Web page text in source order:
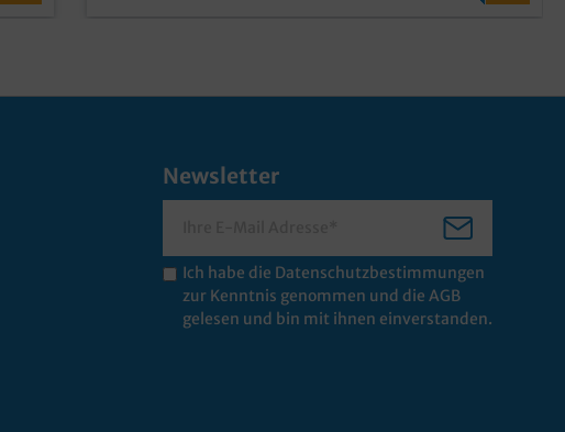
Newsletter
Ich habe die Datenschutzbestimmungen
zur Kenntnis genommen und die AGB
gelesen und bin mit ihnen einverstanden.